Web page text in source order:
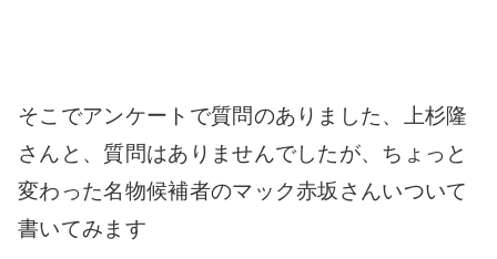
そこでアンケートで質問のありました、上杉隆
さんと、質問はありませんでしたが、ちょっと
変わった名物候補者のマック赤坂さんいついて
書いてみます